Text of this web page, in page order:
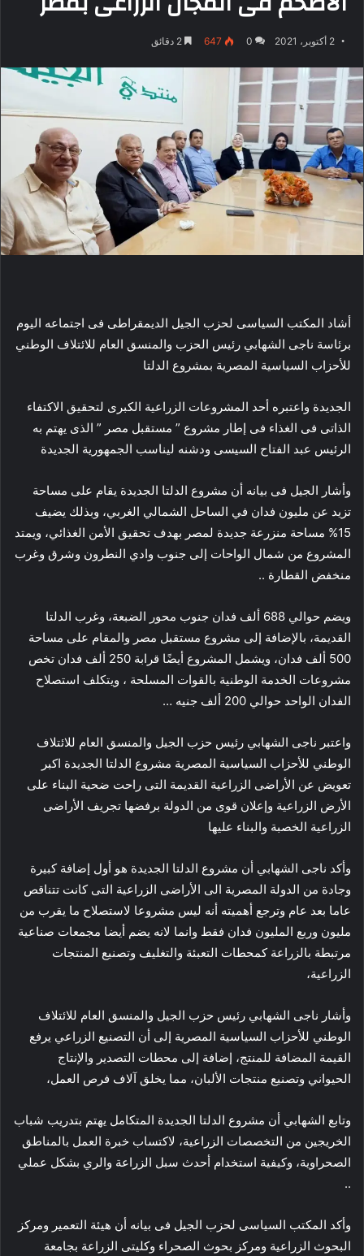
2 أكتوبر، 2021 0
647
أشاد المكتب السياسى لحزب الجيل الديمقراطى فى اجتماعه اليوم
برئاسة ناجى الشهابي رئيس الحزب والمنسق العام للائتلاف الوطني
للأحزاب السياسية المصرية بمشروع الدلتا
الجديدة واعتبره أحد المشروعات الزراعية الكبرى لتحقيق الاكتفاء
الذاتى فى الغذاء فى إطار مشروع ” مستقبل مصر ” الذى يهتم به
الرئيس عبد الفتاح السيسى ودشنه ليناسب الجمهورية الجديدة
وأشار الجيل فى بيانه أن مشروع الدلتا الجديدة يقام على مساحة
تزيد عن مليون فدان في الساحل الشمالي الغربي، وبذلك يضيف
15% مساحة منزرعة جديدة لمصر بهدف تحقيق الأمن الغذائي، ويمتد
المشروع من شمال الواحات إلى جنوب وادي النطرون وشرق وغرب
منخفض القطارة ..
ويضم حوالي 688 ألف فدان جنوب محور الضبعة، وغرب الدلتا
القديمة، بالإضافة إلى مشروع مستقبل مصر والمقام على مساحة
500 ألف فدان، ويشمل المشروع أيضًا قرابة 250 ألف فدان تخص
مشروعات الخدمة الوطنية بالقوات المسلحة ، ويتكلف استصلاح
الفدان الواحد حوالي 200 ألف جنيه …
واعتبر ناجى الشهابي رئيس حزب الجيل والمنسق العام للائتلاف
الوطني للأحزاب السياسية المصرية مشروع الدلتا الجديدة اكبر
تعويض عن الأراضى الزراعية القديمة التى راحت ضحية البناء على
الأرض الزراعية وإعلان قوى من الدولة برفضها تجريف الأراضى
الزراعية الخصبة والبناء عليها
وأكد ناجى الشهابي أن مشروع الدلتا الجديدة هو أول إضافة كبيرة
وجادة من الدولة المصرية الى الأراضى الزراعية التى كانت تتناقص
عاما بعد عام وترجع أهميته أنه ليس مشروعا لاستصلاح ما يقرب من
مليون وربع المليون فدان فقط وانما لانه يضم أيضا مجمعات صناعية
مرتبطة بالزراعة كمحطات التعبئة والتغليف وتصنيع المنتجات
الزراعية،
وأشار ناجى الشهابي رئيس حزب الجيل والمنسق العام للائتلاف
الوطني للأحزاب السياسية المصرية إلى أن التصنيع الزراعي يرفع
القيمة المضافة للمنتج، إضافة إلى محطات التصدير والإنتاج
الحيواني وتصنيع منتجات الألبان، مما يخلق آلاف فرص العمل،
وتابع الشهابي أن مشروع الدلتا الجديدة المتكامل يهتم بتدريب شباب
الخريجين من التخصصات الزراعية، لاكتساب خبرة العمل بالمناطق
الصحراوية، وكيفية استخدام أحدث سبل الزراعة والري بشكل عملي
..
وأكد المكتب السياسى لحزب الجيل فى بيانه أن هيئة التعمير ومركز
البحوث الزراعية ومركز بحوث الصحراء وكليتى الزراعة بجامعة